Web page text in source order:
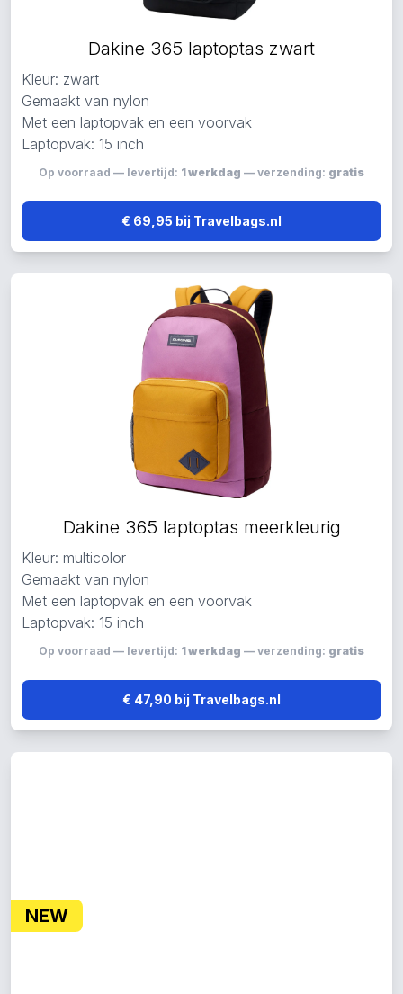
Dakine 365 laptoptas zwart
Kleur: zwart
Gemaakt van nylon
Met een laptopvak en een voorvak
Laptopvak: 15 inch
Op voorraad — levertijd: 1 werkdag — verzending: gratis
€ 69,95 bij Travelbags.nl
Dakine 365 laptoptas meerkleurig
Kleur: multicolor
Gemaakt van nylon
Met een laptopvak en een voorvak
Laptopvak: 15 inch
Op voorraad — levertijd: 1 werkdag — verzending: gratis
€ 47,90 bij Travelbags.nl
NEW